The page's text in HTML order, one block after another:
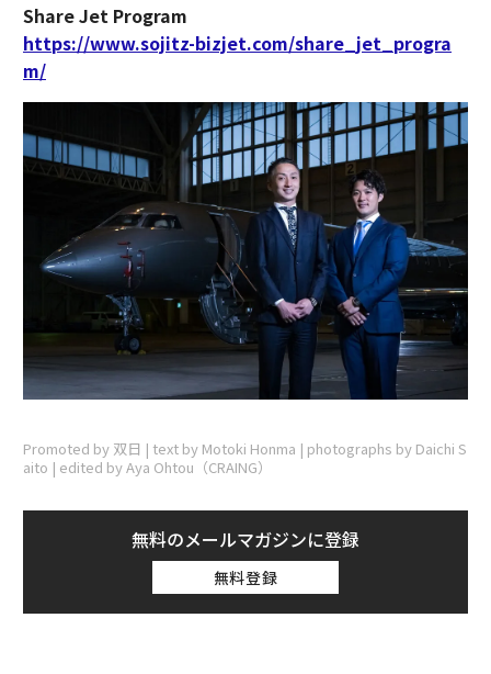
Share Jet Program
https://www.sojitz-bizjet.com/share_jet_progra
m/
Promoted by 双日 | text by Motoki Honma | photographs by Daichi S
aito | edited by Aya Ohtou（CRAING）
無料のメールマガジンに登録
無料登録